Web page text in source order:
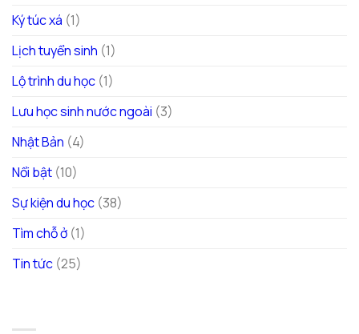
Ký túc xá (1)
Lịch tuyển sinh (1)
Lộ trình du học (1)
Lưu học sinh nước ngoài (3)
Nhật Bản (4)
Nổi bật (10)
Sự kiện du học (38)
Tìm chỗ ở (1)
Tin tức (25)